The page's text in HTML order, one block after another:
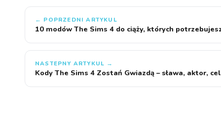
← POPRZEDNI ARTYKUL
10 modów The Sims 4 do ciąży, których
NASTEPNY ARTYKUL →
Kody The Sims 4 Zostań Gwiazdą – sława, aktor,